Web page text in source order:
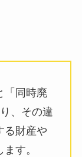
「同時廃
、その違
る財産や
す。